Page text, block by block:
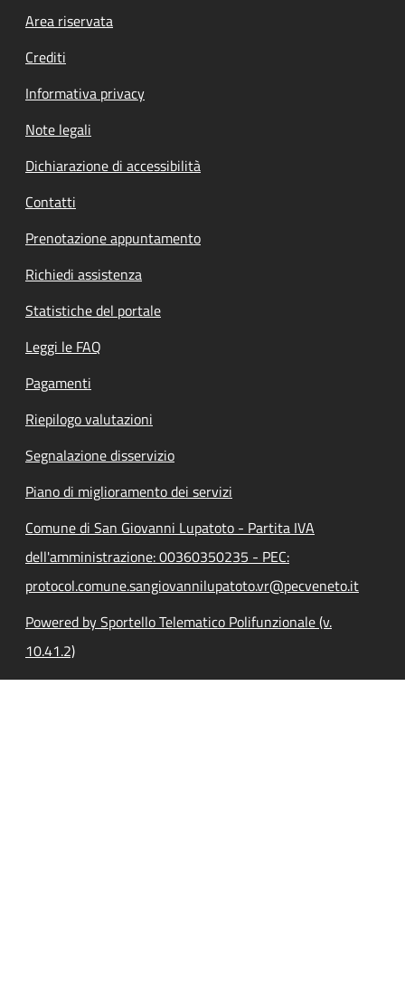
Footer menu
Area riservata
Crediti
Informativa privacy
Note legali
Dichiarazione di accessibilità
Contatti
Prenotazione appuntamento
Richiedi assistenza
Statistiche del portale
Leggi le FAQ
Pagamenti
Riepilogo valutazioni
Segnalazione disservizio
Piano di miglioramento dei servizi
Comune di San Giovanni Lupatoto - Partita IVA
dell'amministrazione: 00360350235 - PEC:
protocol.comune.sangiovannilupatoto.vr@pecveneto.it
Powered by Sportello Telematico Polifunzionale (v.
10.41.2)